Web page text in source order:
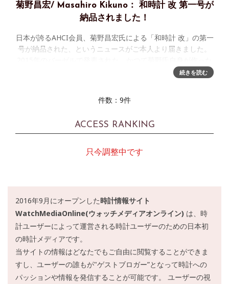
菊野昌宏/ Masahiro Kikuno： 和時計 改 第一号が
納品されました！
日本が誇るAHCI会員、菊野昌宏氏による「和時計 改」の第一
号が納品された、というニュースがご本人より届きました。
「和時計」の腕時計版をさらに小型化したこの作品は、年産1
続きを読む
件数：9件
ACCESS RANKING
只今調整中です
2016年9月にオープンした時計情報サイト
WatchMediaOnline(ウォッチメディアオンライン) は、時
計ユーザーによって運営される時計ユーザーのための日本初
の時計メディアです。
当サイトの情報はどなたでもご自由に閲覧することができま
すし、ユーザーの誰もが"ゲストブロガー”となって時計への
パッションや情報を発信することが可能です。 ユーザーの視